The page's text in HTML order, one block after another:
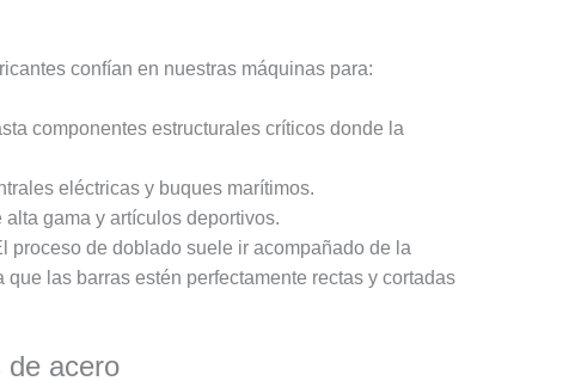
confían en nuestras máquinas para:
componentes estructurales críticos donde la
eléctricas y buques marítimos.
gama y artículos deportivos.
proceso de doblado suele ir acompañado de la
que las barras estén perfectamente rectas y cortadas
de acero